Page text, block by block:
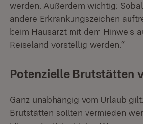
werden. Außerdem wichtig:
andere Erkrankungszeichen
beim Hausarzt mit dem Hinweis
Reiseland vorstellig werden.“
Potenzielle Brutstätten
Ganz unabhängig vom Urlaub
Brutstätten sollten vermieden